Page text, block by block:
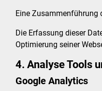
Eine Zusammenführung
Die Erfassung dieser
Optimierung seiner
4. Analyse Tools
Google Analytics